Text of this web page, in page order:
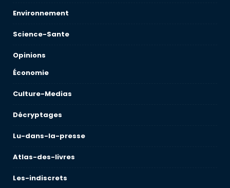
Environnement
Science-Sante
Opinions
Économie
Culture-Medias
Décryptages
Lu-dans-la-presse
Atlas-des-livres
Les-indiscrets